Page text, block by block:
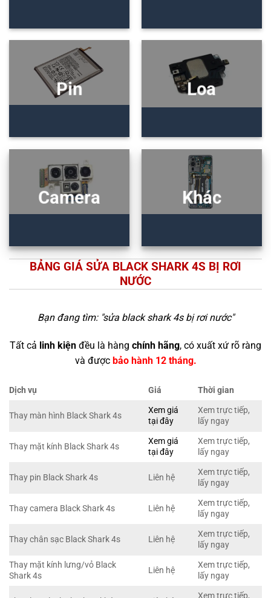
Pin Loa
Camera Khác
BẢNG GIÁ SỬA BLACK SHARK 4S BỊ RƠI
NƯỚC
Bạn đang tìm: "sửa black shark 4s bị rơi nước"
Tất cả linh kiện đều là hàng chính hãng, có xuất xứ rõ ràng
và được bảo hành 12 tháng.
Dịch vụ Giá Thời gian
Thay màn hình Black Shark 4s
Xem giá
tại đây
Xem trực tiếp,
lấy ngay
Thay mặt kính Black Shark 4s
Xem giá
tại đây
Xem trực tiếp,
lấy ngay
Thay pin Black Shark 4s Liên hệ
Xem trực tiếp,
lấy ngay
Thay camera Black Shark 4s Liên hệ
Xem trực tiếp,
lấy ngay
Thay chân sạc Black Shark 4s Liên hệ
Xem trực tiếp,
lấy ngay
Thay mặt kính lưng/vỏ Black
Shark 4s
Liên hệ
Xem trực tiếp,
lấy ngay
Xem trực tiếp,